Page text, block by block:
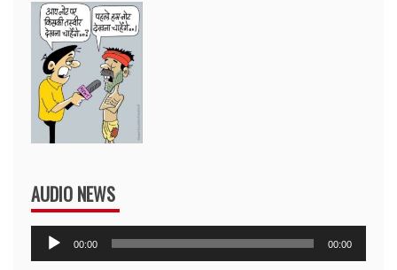
AUDIO NEWS
Audio
Player
00:00 00:00